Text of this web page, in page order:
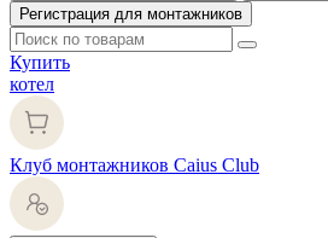
Регистрация для монтажников
Купить
котел
Клуб монтажников Caius Club